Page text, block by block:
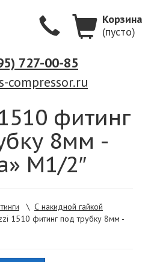
Корзина
(пусто)
727-00-85
compressor.ru
фитинг
8мм -
M1/2″
\ С накидной гайкой
1510 фитинг под трубку 8мм -